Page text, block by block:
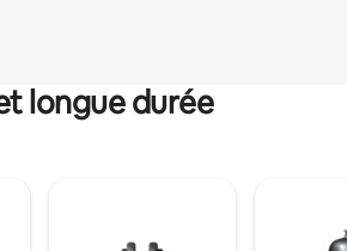
longue durée